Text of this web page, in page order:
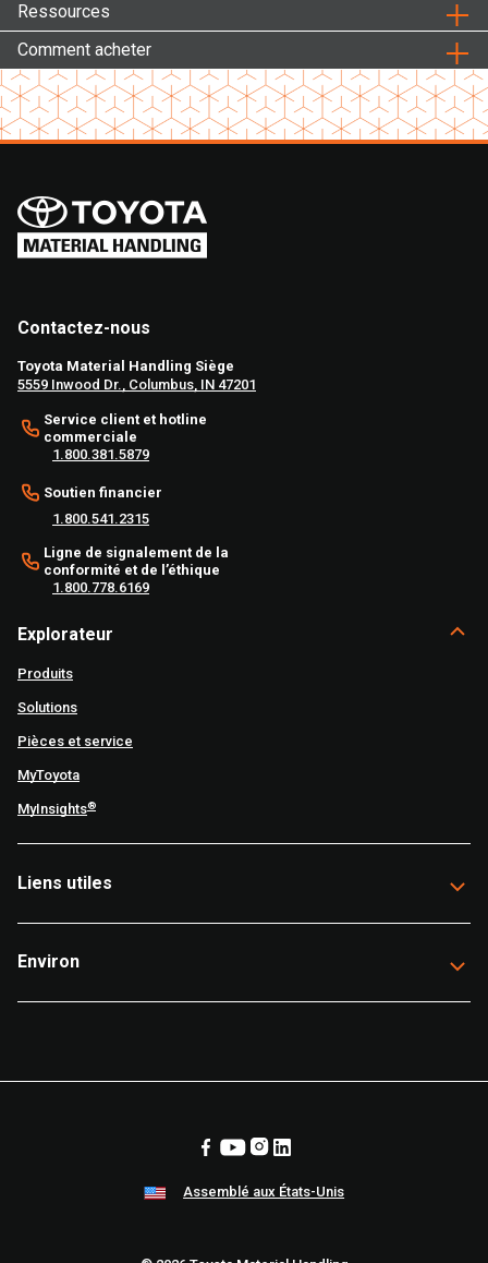
Ressources
Comment acheter
Contactez-nous
Toyota Material Handling Siège
5559 Inwood Dr., Columbus, IN 47201
Service client et hotline
commerciale
1.800.381.5879
Soutien financier
1.800.541.2315
Ligne de signalement de la
conformité et de l’éthique
1.800.778.6169
Explorateur
Produits
Solutions
Pièces et service
MyToyota
MyInsights®
Liens utiles
Environ
Assemblé aux États-Unis